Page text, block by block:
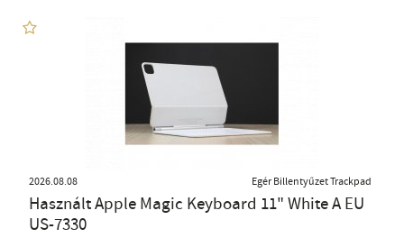
2026.08.08 Egér Billentyűzet Trackpad
Használt Apple Magic Keyboard 11" White A EU
US-7330